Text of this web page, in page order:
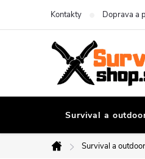
Kontakty Doprava a
Survival a
Domov
Survival a